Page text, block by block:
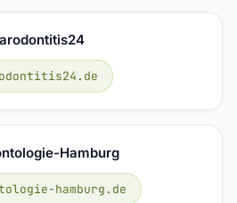
Hamburg
hamburg.de